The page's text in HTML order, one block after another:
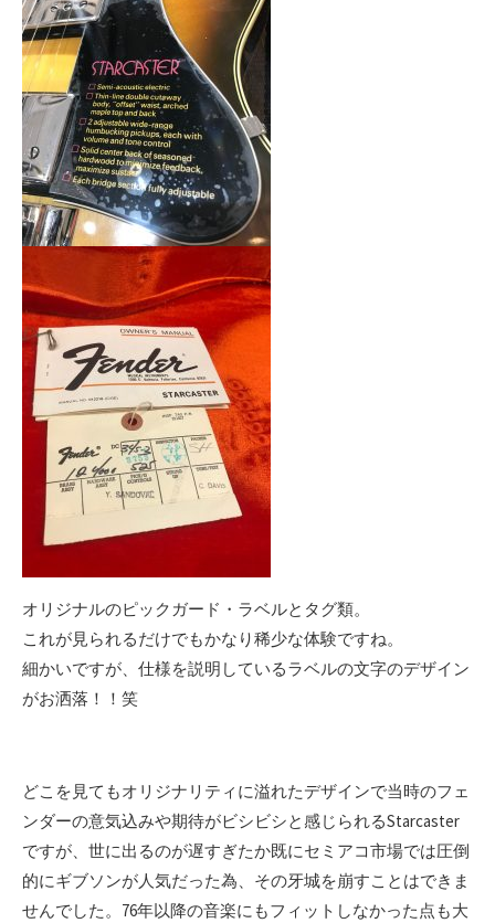
オリジナルのピックガード・ラベルとタグ類。
これが見られるだけでもかなり稀少な体験ですね。
細かいですが、仕様を説明しているラベルの文字のデザイン
がお洒落！！笑
どこを見てもオリジナリティに溢れたデザインで当時のフェ
ンダーの意気込みや期待がビシビシと感じられるStarcaster
ですが、世に出るのが遅すぎたか既にセミアコ市場では圧倒
的にギブソンが人気だった為、その牙城を崩すことはできま
せんでした。76年以降の音楽にもフィットしなかった点も大